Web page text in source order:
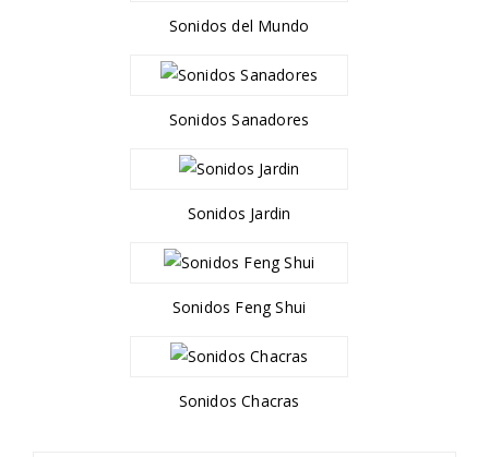
Sonidos del Mundo
Sonidos Sanadores
Sonidos Jardin
Sonidos Feng Shui
Sonidos Chacras